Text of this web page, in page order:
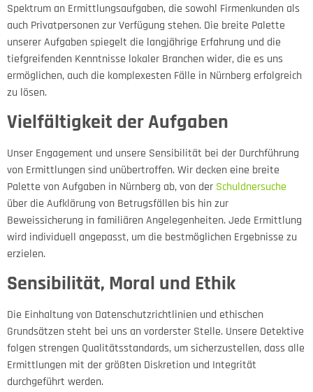
Spektrum an Ermittlungsaufgaben, die sowohl Firmenkunden als
auch Privatpersonen zur Verfügung stehen. Die breite Palette
unserer Aufgaben spiegelt die langjährige Erfahrung und die
tiefgreifenden Kenntnisse lokaler Branchen wider, die es uns
ermöglichen, auch die komplexesten Fälle in Nürnberg erfolgreich
zu lösen.
Vielfältigkeit der Aufgaben
Unser Engagement und unsere Sensibilität bei der Durchführung
von Ermittlungen sind unübertroffen. Wir decken eine breite
Palette von Aufgaben in Nürnberg ab, von der Schuldnersuche
über die Aufklärung von Betrugsfällen bis hin zur
Beweissicherung in familiären Angelegenheiten. Jede Ermittlung
wird individuell angepasst, um die bestmöglichen Ergebnisse zu
erzielen.
Sensibilität, Moral und Ethik
Die Einhaltung von Datenschutzrichtlinien und ethischen
Grundsätzen steht bei uns an vorderster Stelle. Unsere Detektive
folgen strengen Qualitätsstandards, um sicherzustellen, dass alle
Ermittlungen mit der größten Diskretion und Integrität
durchgeführt werden.